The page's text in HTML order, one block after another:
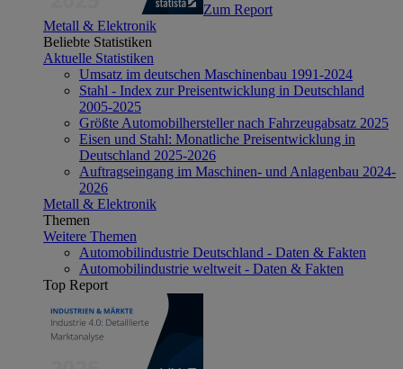
Zum Report
Metall & Elektronik
Beliebte Statistiken
Aktuelle Statistiken
Umsatz im deutschen Maschinenbau 1991-2024
Stahl - Index zur Preisentwicklung in Deutschland
2005-2025
Größte Automobilhersteller nach Fahrzeugabsatz 2025
Eisen und Stahl: Monatliche Preisentwicklung in
Deutschland 2025-2026
Auftragseingang im Maschinen- und Anlagenbau 2024-
2026
Metall & Elektronik
Themen
Weitere Themen
Automobilindustrie Deutschland - Daten & Fakten
Automobilindustrie weltweit - Daten & Fakten
Top Report